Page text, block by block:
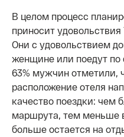
В целом процесс
приносит
Они с удовольствием
женщине или поедут
63% мужчин отметили,
расположение отеля
качество поездки:
маршрута, тем меньше
больше остается на